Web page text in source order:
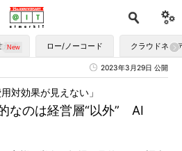
かす ロー/ノーコード クラウドネイ
2023年3月29日 公開
なのは経営層“以外” AI
対効果が見えない」